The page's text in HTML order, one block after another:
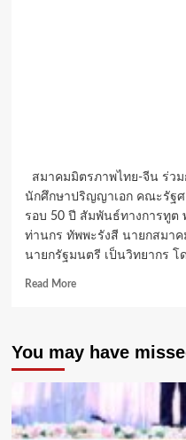
สมาคมมิตรภาพไทย-จีน ร่ว
นักศึกษาปริญญาเอก คณะรัฐศ
รอบ 50 ปี สัมพันธ์ทางการทูต
ท่านกร ทัพพะรังสี นายกสมา
นายกรัฐมนตรี เป็นวิทยากร โ
Read MoreRead
ปริญญา
เอก
รุ่น
สัว
12
You may have